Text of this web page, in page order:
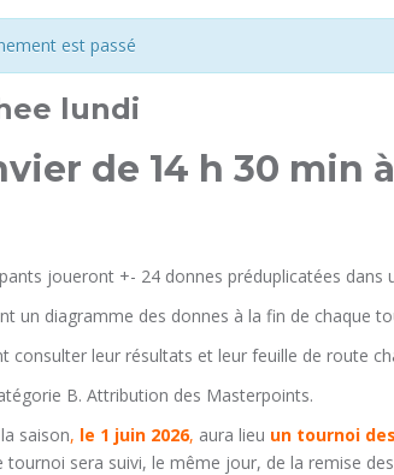
est passé
lundi
de 14 h 30 min
joueront +- 24 donnes préduplicatées dans
un diagramme des donnes à la fin de chaque
consulter leur résultats et leur feuille de route
B. Attribution des Masterpoints.
saison, le 1 juin 2026, aura lieu un tournoi
tournoi sera suivi, le même jour, de la remise